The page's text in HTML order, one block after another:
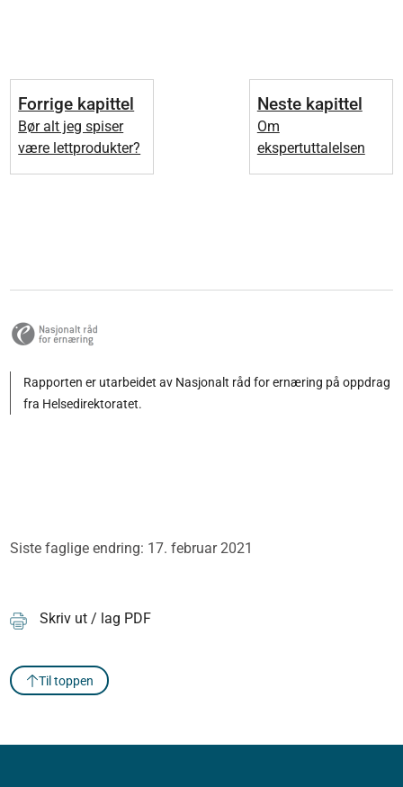
Forrige kapittel
Bør alt jeg spiser
være lettprodukter?
Neste kapittel
Om
ekspertuttalelsen
Rapporten er utarbeidet av Nasjonalt råd for ernæring på oppdrag
fra Helsedirektoratet.
Siste faglige endring: 17. februar 2021
Skriv ut / lag PDF
Til toppen